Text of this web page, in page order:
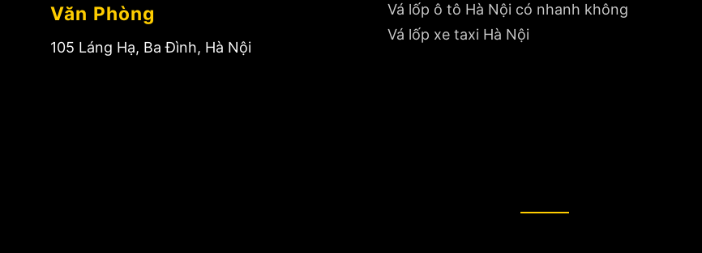
Văn Phòng
105 Láng Hạ, Ba Đình, Hà Nội
Vá lốp ô tô Hà Nội có nhanh không
Vá lốp xe taxi Hà Nội